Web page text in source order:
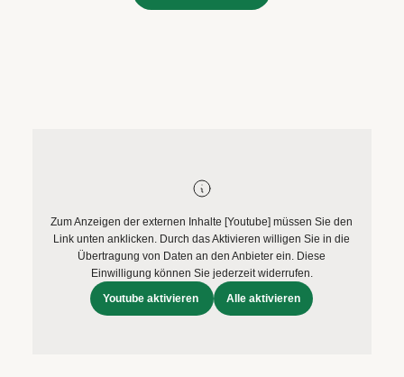
Zum Anzeigen der externen Inhalte [Youtube] müssen Sie den
Link unten anklicken. Durch das Aktivieren willigen Sie in die
Übertragung von Daten an den Anbieter ein. Diese
Einwilligung können Sie jederzeit widerrufen.
Youtube aktivieren
Alle aktivieren